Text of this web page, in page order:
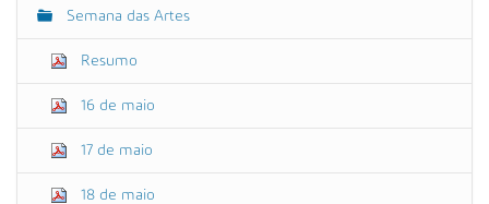
Semana das Artes
Resumo
16 de maio
17 de maio
18 de maio